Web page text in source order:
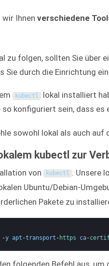
Ihnen verschiedene
zu folgen, sollten Sie über
Sie durch die Einrichtung
kubectl lokal installiert
konfiguriert sein, dass es
sowohl lokal als auch
kubectl zur
von kubectl . Unsere
Ubuntu/Debian-
Pakete zu
-y apt -transport - https ca-